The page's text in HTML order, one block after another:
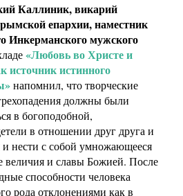
Каллиник, викарий
епархии, наместник
Инкерманского мужского
«Любовь во Христе и
источник истинного
напомнил, что творческие
должны были
в богоподобной,
в отношении друг друга и
нести с собой умножающееся
величия и славы Божией. После
способности человека
рода отклонениями как в